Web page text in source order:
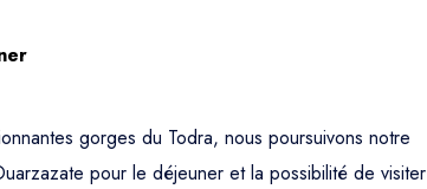
gorges du Todra, nous poursuivons notre
pour le déjeuner et la possibilité de visiter